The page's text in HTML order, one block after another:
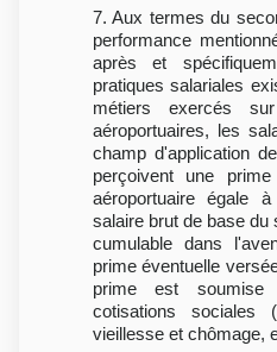
7. Aux termes du
performance
après et
pratiques salariales
métiers exercés
aéroportuaires, les
champ d'application
perçoivent une
aéroportuaire égale
salaire brut de base du
cumulable dans
prime éventuelle
prime est
cotisations sociales
vieillesse et chômage,